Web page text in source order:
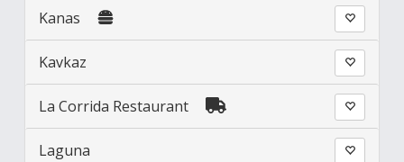
Kanas
Kavkaz
La Corrida Restaurant
Laguna